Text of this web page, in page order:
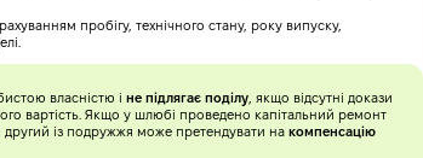
пробігу, технічного стану, року випуску,
власністю і не підлягає поділу , якщо відсутні докази
вартість. Якщо у шлюбі проведено капітальний ремонт
, другий із подружжя може претендувати на компенсацію